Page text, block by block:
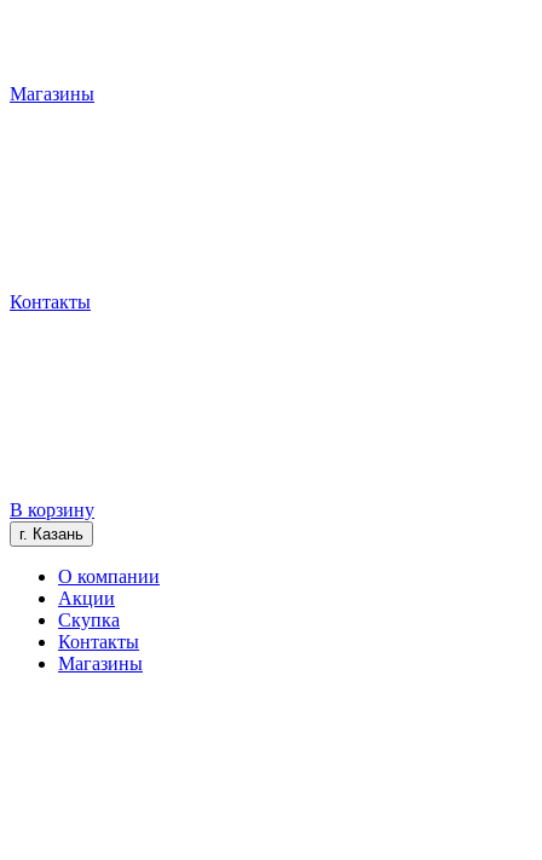
Магазины
Контакты
В корзину
г. Казань
О компании
Акции
Скупка
Контакты
Магазины